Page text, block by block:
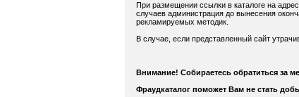
При размещении ссылки в каталоге на
случаев администрация до вынесения
рекламируемых методик.
В случае, если представленный сайт
Внимание! Собираетесь обратиться за
Фраудкаталог поможет Вам не стать